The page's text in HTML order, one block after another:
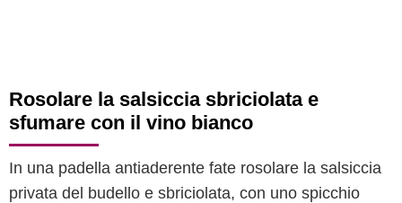
Rosolare la salsiccia sbriciolata e
sfumare con il vino bianco
In una padella antiaderente fate rosolare la salsiccia
privata del budello e sbriciolata, con uno spicchio